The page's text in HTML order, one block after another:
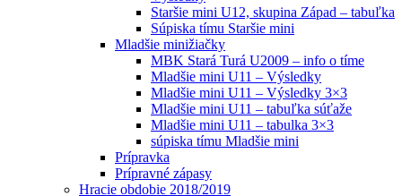
Staršie mini U12, skupina Západ – tabuľka
Súpiska tímu Staršie mini
Mladšie minižiačky
MBK Stará Turá U2009 – info o tíme
Mladšie mini U11 – Výsledky
Mladšie mini U11 – Výsledky 3×3
Mladšie mini U11 – tabuľka súťaže
Mladšie mini U11 – tabulka 3×3
súpiska tímu Mladšie mini
Prípravka
Prípravné zápasy
Hracie obdobie 2018/2019